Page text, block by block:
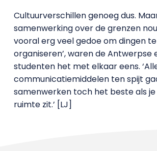
Cultuurverschillen genoeg dus.
samenwerking over de grenzen nou
vooral erg veel gedoe om dingen
organiseren’, waren de Antwerpse
studenten het met elkaar eens.
communicatiemiddelen ten spijt
samenwerken toch het beste als
ruimte zit.’ [LJ]